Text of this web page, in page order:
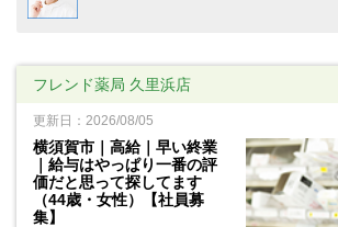
フレンド薬局 久里浜店
更新日：2026/08/05
横須賀市｜高給｜早い終業
｜給与はやっぱり一番の評
価だと思って探してます
（44歳・女性）【社員募
集】